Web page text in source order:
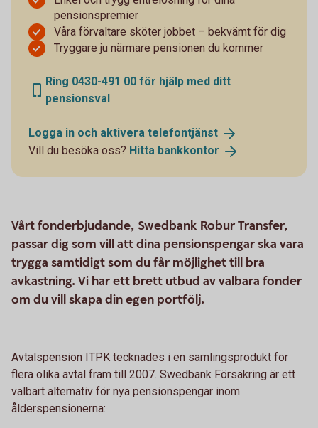
pensionspremier
Våra förvaltare sköter jobbet – bekvämt för dig
Tryggare ju närmare pensionen du kommer
Ring 0430-491 00 för hjälp med ditt
pensionsval
Logga in och aktivera telefontjänst
Vill du besöka oss? Hitta bankkontor
Vårt fonderbjudande, Swedbank Robur Transfer,
passar dig som vill att dina pensionspengar ska vara
trygga samtidigt som du får möjlighet till bra
avkastning. Vi har ett brett utbud av valbara fonder
om du vill skapa din egen portfölj.
Avtalspension ITPK tecknades i en samlingsprodukt för
flera olika avtal fram till 2007. Swedbank Försäkring är ett
valbart alternativ för nya pensionspengar inom
ålderspensionerna: